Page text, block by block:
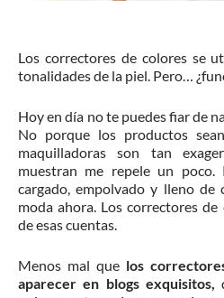
Los correctores de colores se
tonalidades de la piel. Pero…
Hoy en día no te puedes fiar de
No porque los productos
maquilladoras son tan
muestran me repele un poco.
cargado, empolvado y lleno
moda ahora. Los correctores
de esas cuentas.
Menos mal que los
aparecer en blogs exquisitos,